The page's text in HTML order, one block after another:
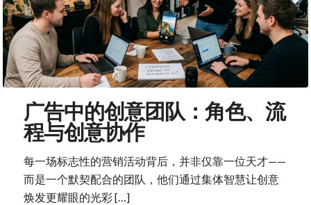
广告中的创意团队：角色、流
程与创意协作
每一场标志性的营销活动背后，并非仅靠一位天才——
而是一个默契配合的团队，他们通过集体智慧让创意
焕发更耀眼的光彩 […]